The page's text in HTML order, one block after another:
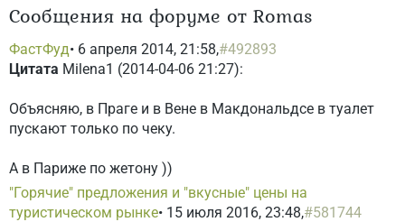
Сообщения на форуме от Romas
ФастФуд• 6 апреля 2014, 21:58,#492893
Цитата Milena1 (2014-04-06 21:27):
Объясняю, в Праге и в Вене в Макдональдсе в туалет
пускают только по чеку.
А в Париже по жетону ))
"Горячие" предложения и "вкусные" цены на
туристическом рынке• 15 июля 2016, 23:48,#581744